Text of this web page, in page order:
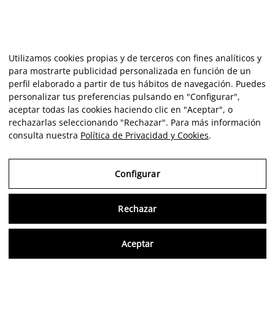
Utilizamos cookies propias y de terceros con fines analíticos y
para mostrarte publicidad personalizada en función de un
perfil elaborado a partir de tus hábitos de navegación. Puedes
personalizar tus preferencias pulsando en "Configurar",
aceptar todas las cookies haciendo clic en "Aceptar", o
rechazarlas seleccionando "Rechazar". Para más información
consulta nuestra Política de Privacidad y Cookies.
Configurar
Rechazar
Aceptar